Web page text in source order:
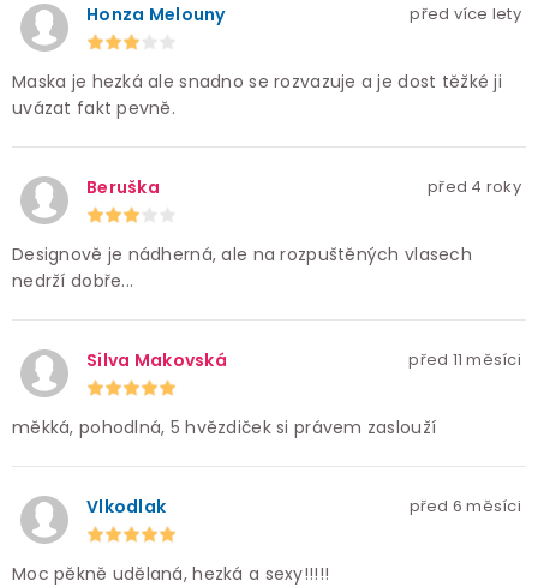
Honza Melouny před více lety
Maska je hezká ale snadno se rozvazuje a je dost těžké ji
uvázat fakt pevně.
Beruška před 4 roky
Designově je nádherná, ale na rozpuštěných vlasech
nedrží dobře...
Silva Makovská před 11 měsíci
měkká, pohodlná, 5 hvězdiček si právem zaslouží
Vlkodlak před 6 měsíci
Moc pěkně udělaná, hezká a sexy!!!!!